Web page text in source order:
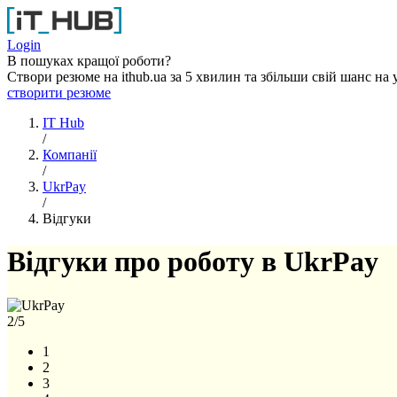
Перейти до основного вмісту
Login
В пошуках кращої роботи?
Створи резюме на ithub.ua за 5 хвилин та збільши свій шанс на
створити резюме
IT Hub
/
Компанії
/
UkrPay
/
Відгуки
Відгуки про роботу в UkrPay
2/5
1
2
3